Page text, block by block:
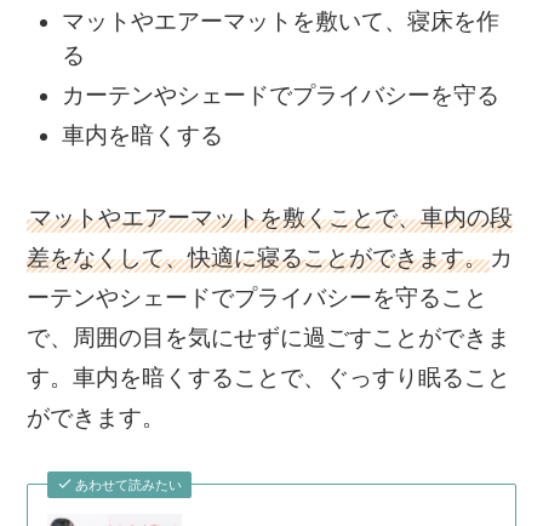
マットやエアーマットを敷いて、寝床を作
る
カーテンやシェードでプライバシーを守る
車内を暗くする
マットやエアーマットを敷くことで、車内の段
差をなくして、快適に寝ることができます。カ
ーテンやシェードでプライバシーを守ること
で、周囲の目を気にせずに過ごすことができま
す。車内を暗くすることで、ぐっすり眠ること
ができます。
あわせて読みたい